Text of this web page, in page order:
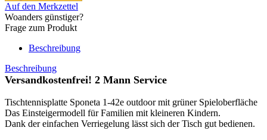
Auf den Merkzettel
Woanders günstiger?
Frage zum Produkt
Beschreibung
Beschreibung
Versandkostenfrei! 2 Mann Service
Tischtennisplatte Sponeta 1-42e outdoor mit grüner Spieloberfläche
Das Einsteigermodell für Familien mit kleineren Kindern.
Dank der einfachen Verriegelung lässt sich der Tisch gut bedienen.